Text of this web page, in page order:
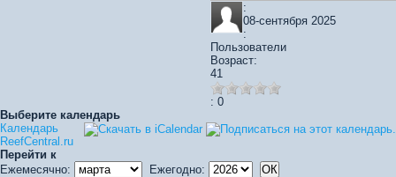
:
08-сентября 2025
:
Пользователи
Возраст:
41
: 0
Выберите календарь
Календарь
ReefCentral.ru
Перейти к
Ежемесячно:
Ежегодно: